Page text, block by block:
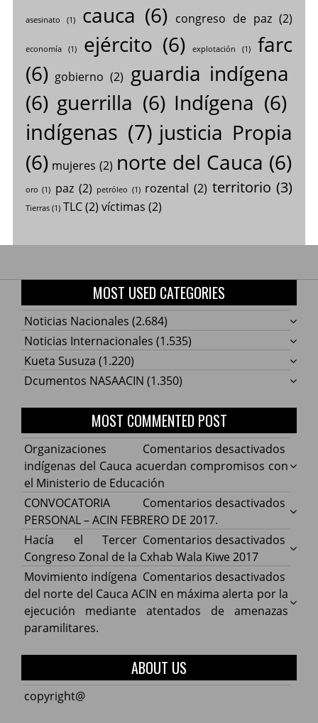
asesinato (1) cauca (6) congreso de paz(2)
economía(1) ejército (6) explotación (1)
farc
(6) gobierno (2) guardia indígena
(6) guerrilla (6) Indígena (6)
indígenas (7) justicia Propia
(6) mujeres (2) norte del Cauca (6)
oro (1) paz (2) petróleo (1) rozental (2) territorio (3)
Tierras(1) TLC(2) víctimas (2)
MOST USED CATEGORIES
Noticias Nacionales (2.684)
Noticias Internacionales (1.535)
Kueta Susuza (1.220)
Dcumentos NASAACIN (1.350)
MOST COMMENTED POST
Comentarios desactivados
Cauca
con
de
Organizaciones
indígenas del Cauca acuerdan compromisos con
el Ministerio de Educación
Comentarios desactivados
ACIN
DE
CONVOCATORIA
PERSONAL – ACIN FEBRERO DE 2017.
Comentarios desactivados
Hacía
la
Hacía el Tercer
Congreso Zonal de la Cxhab Wala Kiwe 2017
Comentarios desactivados
Cauca
Movimiento indígena
del norte del Cauca ACIN en máxima alerta por la
ejecución mediante atentados de amenazas
paramilitares.
ABOUT US
copyright@